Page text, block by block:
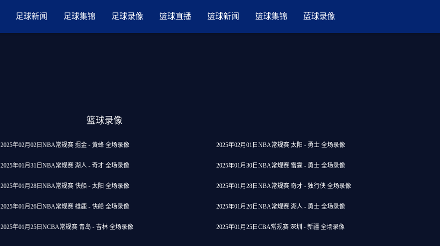
足球新闻 足球集锦 足球录像 篮球直播 篮球新闻 篮球集锦 蓝球录像
篮球录像
2025年02月02日NBA常规赛 掘金 - 黄蜂 全场录像 2025年02月01日NBA常规赛 太阳 - 勇士 全场录像
2025年01月31日NBA常规赛 湖人 - 奇才 全场录像 2025年01月30日NBA常规赛 雷霆 - 勇士 全场录像
2025年01月28日NBA常规赛 快船 - 太阳 全场录像 2025年01月28日NBA常规赛 奇才 - 独行侠 全场录像
2025年01月26日NBA常规赛 雄鹿 - 快船 全场录像 2025年01月26日NBA常规赛 湖人 - 勇士 全场录像
2025年01月25日NCBA常规赛 青岛 - 吉林 全场录像 2025年01月25日CBA常规赛 深圳 - 新疆 全场录像